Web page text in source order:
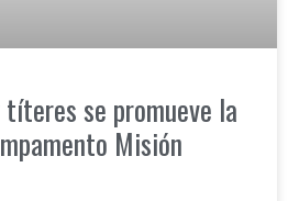
se promueve la
Misión